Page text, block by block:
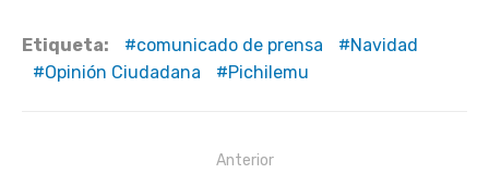
Etiqueta: comunicado de prensa
Navidad
Opinión Ciudadana
Pichilemu
Anterior